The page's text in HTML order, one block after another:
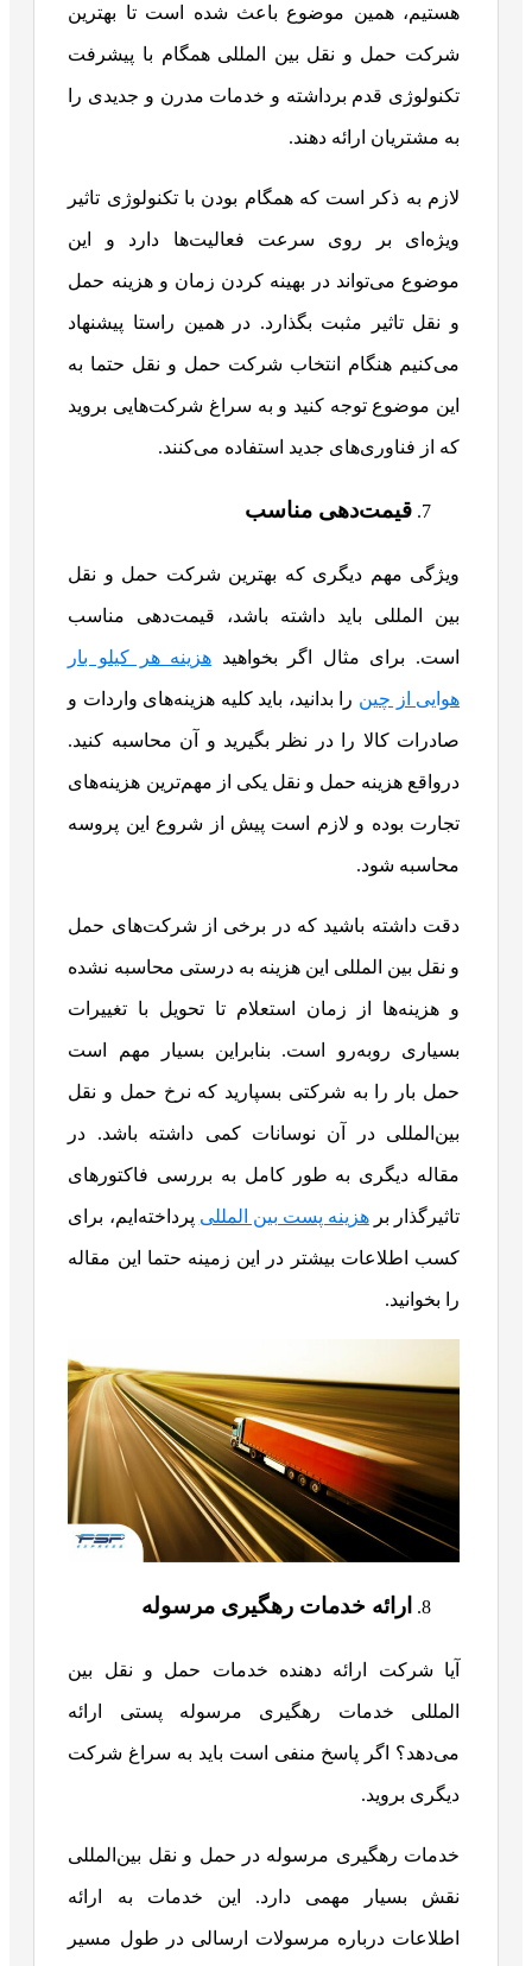
هستیم، همین موضوع باعث شده است تا بهترین
شرکت حمل و نقل بین المللی همگام با پیشرفت
تکنولوژی قدم برداشته و خدمات مدرن و جدیدی را
به مشتریان ارائه دهند.
لازم به ذکر است که همگام بودن با تکنولوژی تاثیر
ویژه‌ای بر روی سرعت فعالیت‌ها دارد و این
موضوع می‌تواند در بهینه کردن زمان و هزینه حمل
و نقل تاثیر مثبت بگذارد. در همین راستا پیشنهاد
می‌کنیم هنگام انتخاب شرکت حمل و نقل حتما به
این موضوع توجه کنید و به سراغ شرکت‌هایی بروید
که از فناوری‌های جدید استفاده می‌کنند.
قیمت‎‎‌دهی مناسب
ویژگی مهم دیگری که بهترین شرکت حمل و نقل
بین المللی باید داشته باشد، قیمت‌دهی مناسب
است. برای مثال اگر بخواهید هزینه هر کیلو بار
هوایی از چین را بدانید، باید کلیه هزینه‌های واردات و
صادرات کالا را در نظر بگیرید و آن محاسبه کنید.
درواقع هزینه حمل و نقل یکی از مهم‌ترین هزینه‌های
تجارت بوده و لازم است پیش از شروع این پروسه
محاسبه شود.
دقت داشته باشید که در برخی از شرکت‌های حمل
و نقل بین المللی این هزینه به درستی محاسبه نشده
و هزینه‌ها از زمان استعلام تا تحویل با تغییرات
بسیاری روبه‌رو است. بنابراین بسیار مهم است
حمل بار را به شرکتی بسپارید که نرخ حمل و نقل
بین‌المللی در آن نوسانات کمی داشته باشد. در
مقاله دیگری به طور کامل به بررسی فاکتورهای
تاثیرگذار برهزینه پست بین المللی پرداخته‌ایم، برای
کسب اطلاعات بیشتر در این زمینه حتما این مقاله
را بخوانید.
ارائه خدمات رهگیری مرسوله
آیا شرکت ارائه دهنده خدمات حمل و نقل بین
المللی خدمات رهگیری مرسوله پستی ارائه
می‌دهد؟ اگر پاسخ منفی است باید به سراغ شرکت
دیگری بروید.
خدمات رهگیری مرسوله در حمل و نقل بین‌المللی
نقش بسیار مهمی دارد. این خدمات به ارائه
اطلاعات درباره مرسولات ارسالی در طول مسیر